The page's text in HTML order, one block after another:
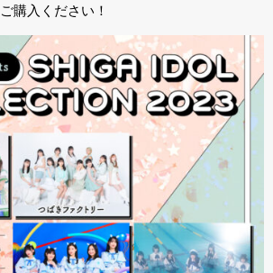
購入ください！